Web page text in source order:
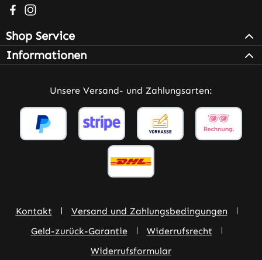
Besuche uns auf Facebook – öffnet in neuem Tab
Schau auf Instagram vorbei – öffnet in neuem Tab
Shop Service
Informationen
Unsere Versand- und Zahlungsarten:
Kontakt
Versand und Zahlungsbedingungen
Geld-zurück-Garantie
Widerrufsrecht
Widerrufsformular